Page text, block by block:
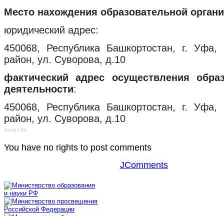
Место нахождения образовательной
юридический адрес:
450068, Республика Башкортостан, г. Уфа,
район, ул. Суворова, д.10
фактический адрес осуществления
деятельности:
450068, Республика Башкортостан, г. Уфа,
район, ул. Суворова, д.10
Social Like
You have no rights to post comments
JComments